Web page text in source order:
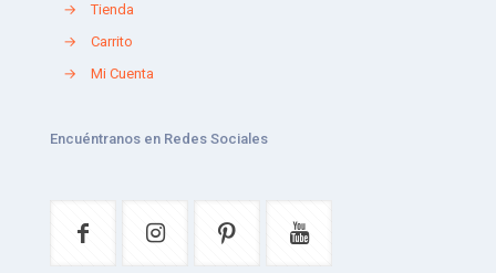
→
Tienda
→
Carrito
→
Mi Cuenta
Encuéntranos en Redes Sociales